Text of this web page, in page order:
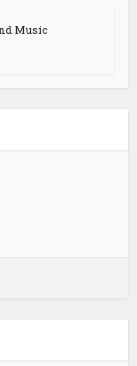
Music